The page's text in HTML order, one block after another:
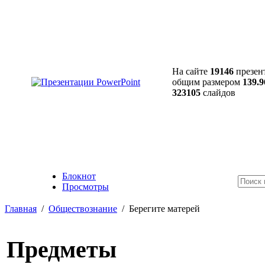
На сайте 19146
общим размером
323105 слайдов
Блокнот
Просмотры
Главная / Обществознание / Берегите матерей
Предметы